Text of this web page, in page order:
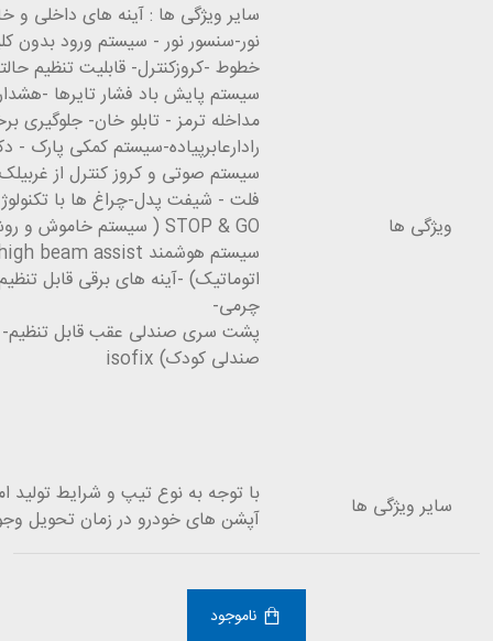
ویژگی ها
سایر ویژگی ها : آینه های داخلی
نور-سنسور نور - سیستم ورود بدون
خطوط -کروزکنترل- قابلیت تنظیم
سیستم پایش باد فشار تایرها -
مداخله ترمز - تابلو خان- جلوگیری
رادارعابرپیاده-سیستم کمکی پارک -
سیستم صوتی و کروز کنترل از
STOP & GO ( سیستم خاموش و روشن شدن اتوماتیک)-
اتوماتیک) -آینه های برقی قابل
چرمی-
پشت سری صندلی عقب قابل
صندلی کودک) isofix
سایر ویژگی ها
با توجه به نوع تیپ و شرایط تولید
آپشن های خودرو در زمان تحویل
ناموجود